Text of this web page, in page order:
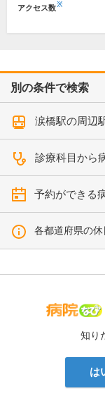
アクセス数※
別の条件で検索
涙橋駅の周辺
診療科目から
予約ができる
各都道府県の
知り
は